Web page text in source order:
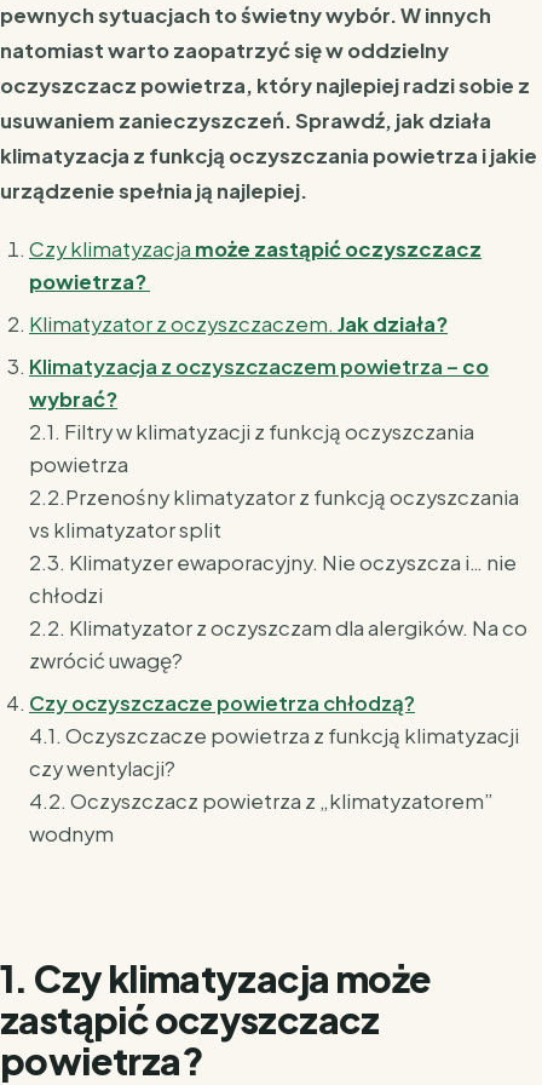
pewnych sytuacjach to świetny wybór. W innych
natomiast warto zaopatrzyć się w oddzielny
oczyszczacz powietrza, który najlepiej radzi sobie z
usuwaniem zanieczyszczeń. Sprawdź, jak działa
klimatyzacja z funkcją oczyszczania powietrza i jakie
urządzenie spełnia ją najlepiej.
Czy klimatyzacja może zastąpić oczyszczacz
powietrza?
Klimatyzator z oczyszczaczem. Jak działa?
Klimatyzacja z oczyszczaczem powietrza – co
wybrać?
2.1. Filtry w klimatyzacji z funkcją oczyszczania
powietrza
2.2.Przenośny klimatyzator z funkcją oczyszczania
vs klimatyzator split
2.3. Klimatyzer ewaporacyjny. Nie oczyszcza i… nie
chłodzi
2.2. Klimatyzator z oczyszczam dla alergików. Na co
zwrócić uwagę?
Czy oczyszczacze powietrza chłodzą?
4.1. Oczyszczacze powietrza z funkcją klimatyzacji
czy wentylacji?
4.2. Oczyszczacz powietrza z „klimatyzatorem”
wodnym
1. Czy klimatyzacja może
zastąpić oczyszczacz
powietrza?